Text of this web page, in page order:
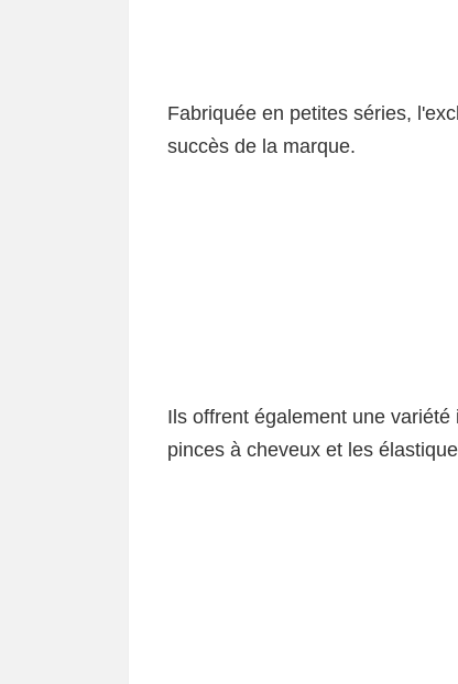
Fabriquée en petites séries,
succès de la marque.
Ils offrent également une
pinces à cheveux et les